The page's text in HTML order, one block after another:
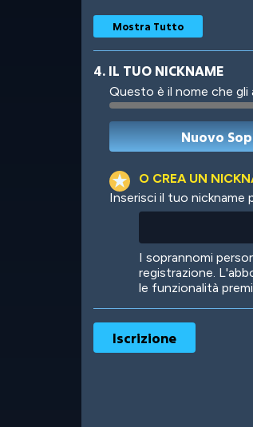
Robotic
Ooh! Aah!
Mostra Tutto
4. IL TUO NICKNAME
Questo è il nome che
O CREA UN
Inserisci il tuo nickname
I soprannomi
registrazione.
le funzionalità